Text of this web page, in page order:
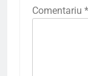
Comentariu *